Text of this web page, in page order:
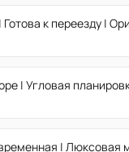
к переезду |
| Угловая
| Люксовая